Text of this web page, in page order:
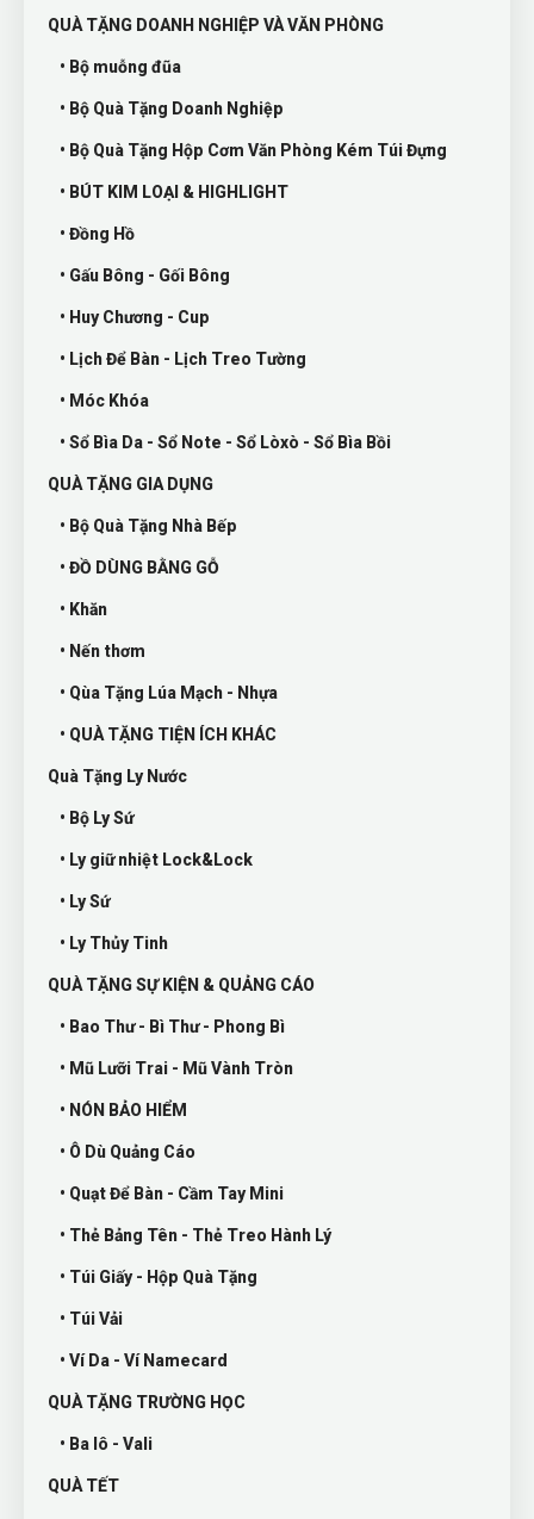
QUÀ TẶNG DOANH NGHIỆP VÀ VĂN PHÒNG
• Bộ muỗng đũa
• Bộ Quà Tặng Doanh Nghiệp
• Bộ Quà Tặng Hộp Cơm Văn Phòng Kém Túi Đựng
• BÚT KIM LOẠI & HIGHLIGHT
• Đồng Hồ
• Gấu Bông - Gối Bông
• Huy Chương - Cup
• Lịch Để Bàn - Lịch Treo Tường
• Móc Khóa
• Sổ Bìa Da - Sổ Note - Sổ Lòxò - Sổ Bìa Bồi
QUÀ TẶNG GIA DỤNG
• Bộ Quà Tặng Nhà Bếp
• ĐỒ DÙNG BẰNG GỖ
• Khăn
• Nến thơm
• Qùa Tặng Lúa Mạch - Nhựa
• QUÀ TẶNG TIỆN ÍCH KHÁC
Quà Tặng Ly Nước
• Bộ Ly Sứ
• Ly giữ nhiệt Lock&Lock
• Ly Sứ
• Ly Thủy Tinh
QUÀ TẶNG SỰ KIỆN & QUẢNG CÁO
• Bao Thư - Bì Thư - Phong Bì
• Mũ Lưỡi Trai - Mũ Vành Tròn
• NÓN BẢO HIỂM
• Ô Dù Quảng Cáo
• Quạt Để Bàn - Cầm Tay Mini
• Thẻ Bảng Tên - Thẻ Treo Hành Lý
• Túi Giấy - Hộp Quà Tặng
• Túi Vải
• Ví Da - Ví Namecard
QUÀ TẶNG TRƯỜNG HỌC
• Ba lô - Vali
QUÀ TẾT